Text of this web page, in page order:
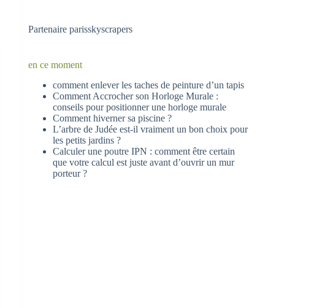
Partenaire parisskyscrapers
en ce moment
comment enlever les taches de peinture d’un tapis
Comment Accrocher son Horloge Murale :
conseils pour positionner une horloge murale
Comment hiverner sa piscine ?
L’arbre de Judée est-il vraiment un bon choix pour
les petits jardins ?
Calculer une poutre IPN : comment être certain
que votre calcul est juste avant d’ouvrir un mur
porteur ?